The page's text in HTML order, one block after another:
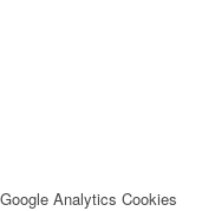
Google Analytics Cookies